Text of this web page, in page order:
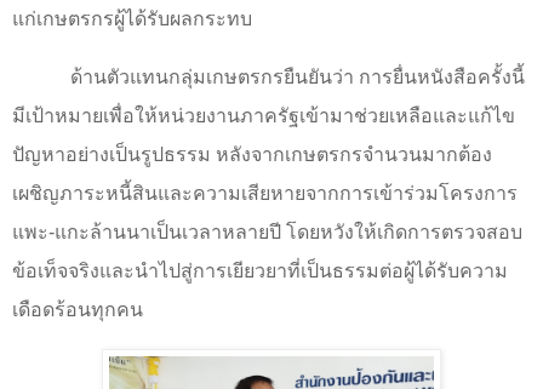
แก่เกษตรกรผู้ได้รับผลกระทบ
ด้านตัวแทนกลุ่มเกษตรกรยืนยันว่า การยื่นหนังสือครั้งนี้
มีเป้าหมายเพื่อให้หน่วยงานภาครัฐเข้ามาช่วยเหลือและแก้ไข
ปัญหาอย่างเป็นรูปธรรม หลังจากเกษตรกรจำนวนมากต้อง
เผชิญภาระหนี้สินและความเสียหายจากการเข้าร่วมโครงการ
แพะ-แกะล้านนาเป็นเวลาหลายปี โดยหวังให้เกิดการตรวจสอบ
ข้อเท็จจริงและนำไปสู่การเยียวยาที่เป็นธรรมต่อผู้ได้รับความ
เดือดร้อนทุกคน